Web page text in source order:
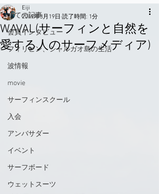
全ての記事
会員インタビュー
フィリピン、シャルガオ島の生活
波情報
movie
サーフィンスクール
入会
アンバサダー
イベント
サーフボード
ウェットスーツ
WAVAL(サーフィンと自然を
愛する人のサーフメディア)
Eiji
2019年3月19日 読了時間: 1分